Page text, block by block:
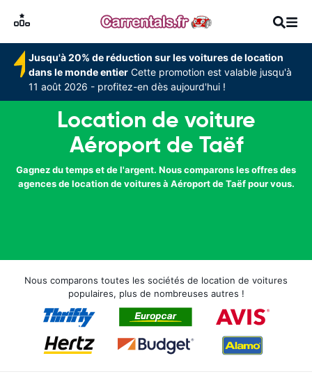
Jusqu'à 20% de réduction sur les voitures de location
dans le monde entier Cette promotion est valable jusqu'à
11 août 2026 - profitez-en dès aujourd'hui !
Location de voiture
Aéroport de Taëf
Gagnez du temps et de l'argent. Nous comparons les offres des
agences de location de voitures à Aéroport de Taëf pour vous.
Nous comparons toutes les sociétés de location de voitures
populaires, plus de nombreuses autres !